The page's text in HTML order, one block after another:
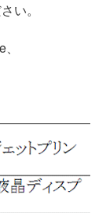
い。